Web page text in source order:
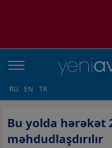
RU EN TR
Bu yolda hərəkət
məhdudlaşdırılır